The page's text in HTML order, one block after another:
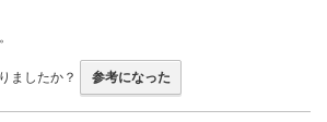
ましたか？ 参考になった